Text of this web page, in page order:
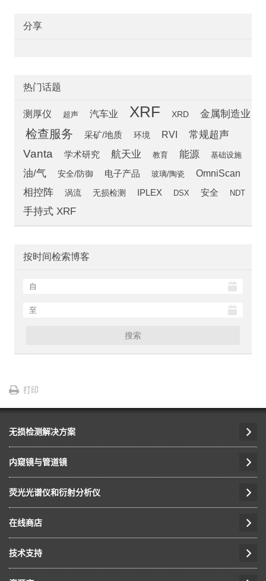
分享
热门话题
测厚仪 超声 汽车业 XRF XRD 金属制造业
检查服务 采矿/地质 环境 RVI 常规超声
Vanta 学术研究 航天业 教育 能源 基础设施
油/气 安全/防御 电子产品 玻璃/陶瓷 OmniScan
相控阵 涡流 无损检测 IPLEX DSX 安全 NDT
手持式 XRF
按时间检索博客
搜索
打印
无损检测解决方案
内窥镜与管道镜
荧光光谱仪和衍射分析仪
在线商店
技术支持